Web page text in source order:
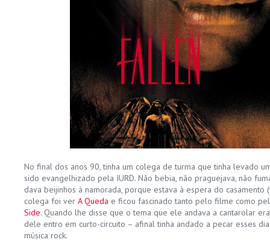
No final dos anos 90, tinha um colega de turma que tinha levado
sido evangelhizado pela IURD. Não bebia, não praguejava, não
dava beijinhos à namorada, porque estava à espera do casamento
colega foi ver A Queda e ficou fascinado tanto pelo filme como
Side. Quando lhe disse que o tema que ele andava a cantarolar
dele entro em curto-circuito – afinal tinha andado a pecar esses
música rock.